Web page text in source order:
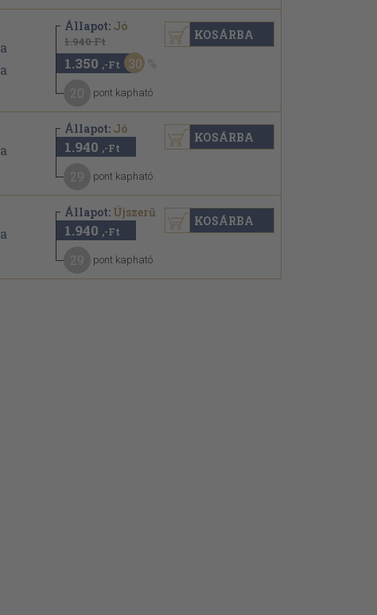
Állapot: Jó
1.940 Ft
1.350 ,-Ft 30
pont kapható
KOSÁRBA
Állapot: Jó
1.940 ,-Ft
pont kapható
KOSÁRBA
Állapot: Újszerű
1.940 ,-Ft
pont kapható
KOSÁRBA